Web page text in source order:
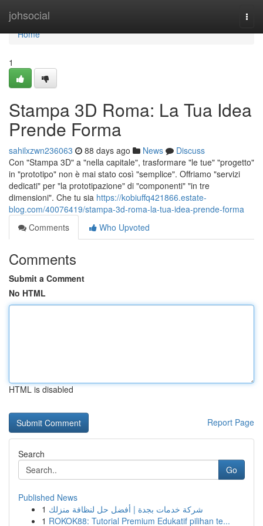
johsocial
Home
Home
1
Stampa 3D Roma: La Tua Idea
Prende Forma
sahilxzwn236063 88 days ago News
Discuss
Con "Stampa 3D" a "nella capitale", trasformare "le tue" "progetto"
in "prototipo" non è mai stato così "semplice". Offriamo "servizi
dedicati" per "la prototipazione" di "componenti" "in tre
dimensioni". Che tu sia https://kobiuffq421866.estate-
blog.com/40076419/stampa-3d-roma-la-tua-idea-prende-forma
Comments
Who Upvoted
Comments
Submit a Comment
No HTML
HTML is disabled
Report Page
Search
Go
Published News
1 شركة خدمات بجدة | أفضل حل لنظافة منزلك
1 ROKOK88: Tutorial Premium Edukatif pilihan te...